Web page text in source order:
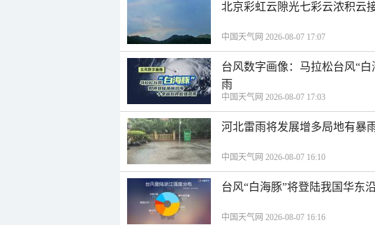
北京彩虹云隙光七彩云浓积云
中国天气网 2026-08-07 17:07
台风数字画像：马拉松台风“
雨
中国天气网 2026-08-07 17:03
河北雷雨将发展增多局地有暴
中国天气网 2026-08-07 16:10
台风“白海豚”将登陆我国华东
中国天气网 2026-08-07 16:16